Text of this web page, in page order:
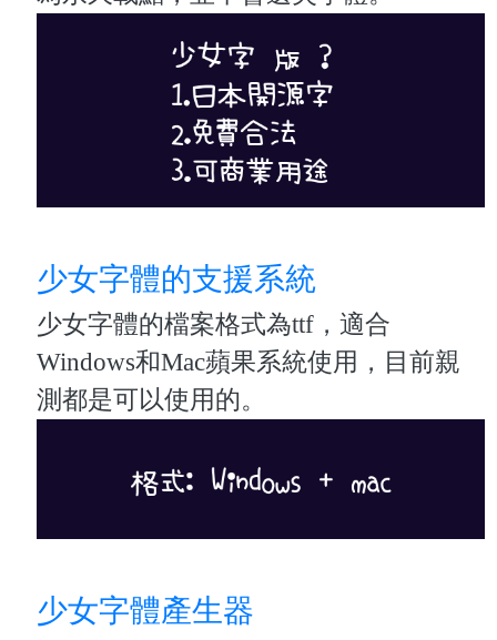
少女字體的支援系統
少女字體的檔案格式為ttf，適合
Windows和Mac蘋果系統使用，目前親
測都是可以使用的。
少女字體產生器